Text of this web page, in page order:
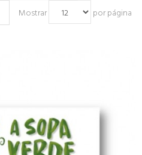
Mostrar
por página